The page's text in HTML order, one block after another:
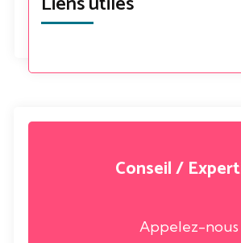
Conseil /
Appelez-nous